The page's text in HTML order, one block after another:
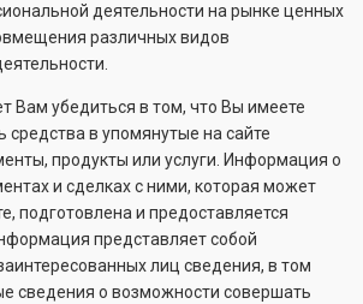
деятельности на рынке ценных
различных видов
Вам убедиться в том, что Вы имеете
средства в упомянутые на сайте
продукты или услуги. Информация о
и сделках с ними, которая может
подготовлена и предоставляется
представляет собой
лиц сведения, в том
сведения о возможности совершать